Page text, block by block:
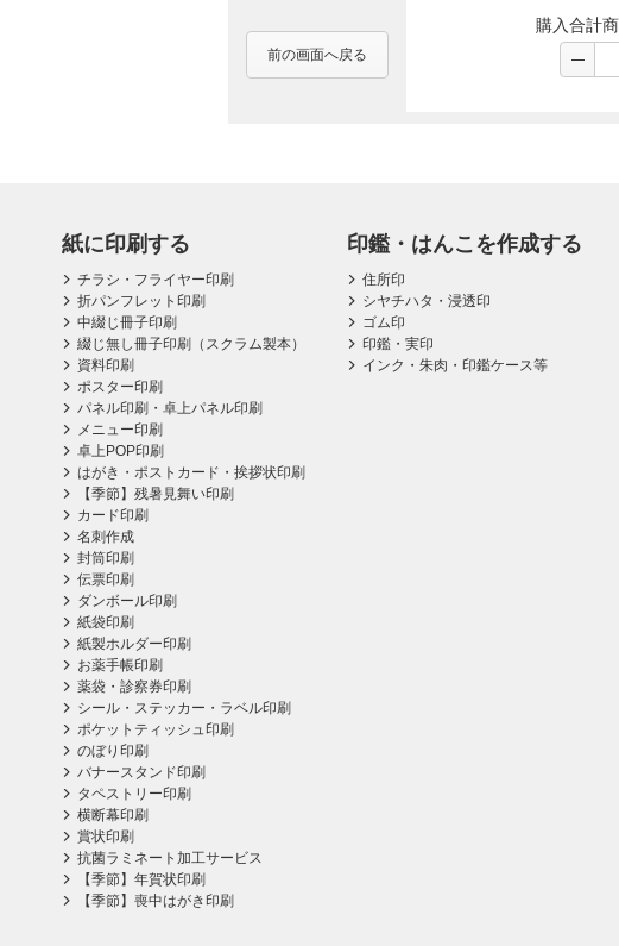
前の画面へ戻る
購入合計
紙に印刷する
チラシ・フライヤー印刷
折パンフレット印刷
中綴じ冊子印刷
綴じ無し冊子印刷（スクラム製本）
資料印刷
ポスター印刷
パネル印刷・卓上パネル印刷
メニュー印刷
卓上POP印刷
はがき・ポストカード・挨拶状印刷
【季節】残暑見舞い印刷
カード印刷
名刺作成
封筒印刷
伝票印刷
ダンボール印刷
紙袋印刷
紙製ホルダー印刷
お薬手帳印刷
薬袋・診察券印刷
シール・ステッカー・ラベル印刷
ポケットティッシュ印刷
のぼり印刷
バナースタンド印刷
タペストリー印刷
横断幕印刷
賞状印刷
抗菌ラミネート加工サービス
【季節】年賀状印刷
【季節】喪中はがき印刷
印鑑・はんこを作成する
住所印
シヤチハタ・浸透印
ゴム印
印鑑・実印
インク・朱肉・印鑑ケース等